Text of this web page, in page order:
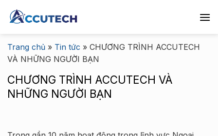
đến
dung
Trang chủ » Tin tức » CHƯƠNG TRÌNH ACCUTECH
VÀ NHỮNG NGƯỜI BẠN
CHƯƠNG TRÌNH ACCUTECH VÀ
NHỮNG NGƯỜI BẠN